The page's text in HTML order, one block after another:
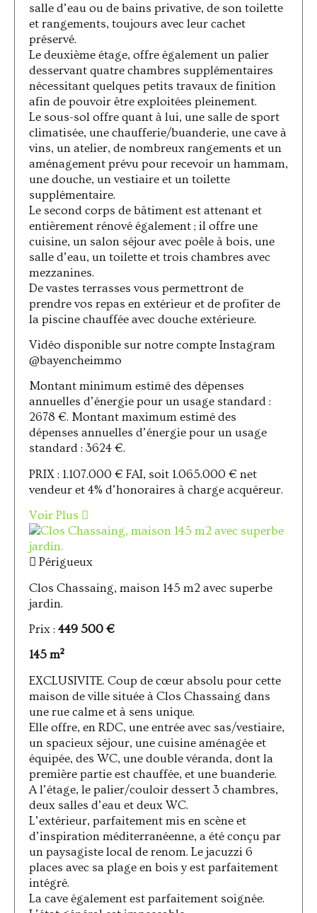
salle d’eau ou de bains privative, de son toilette
et rangements, toujours avec leur cachet
préservé.
Le deuxième étage, offre également un palier
desservant quatre chambres supplémentaires
nécessitant quelques petits travaux de finition
afin de pouvoir être exploitées pleinement.
Le sous-sol offre quant à lui, une salle de sport
climatisée, une chaufferie/buanderie, une cave à
vins, un atelier, de nombreux rangements et un
aménagement prévu pour recevoir un hammam,
une douche, un vestiaire et un toilette
supplémentaire.
Le second corps de bâtiment est attenant et
entièrement rénové également ; il offre une
cuisine, un salon séjour avec poêle à bois, une
salle d’eau, un toilette et trois chambres avec
mezzanines.
De vastes terrasses vous permettront de
prendre vos repas en extérieur et de profiter de
la piscine chauffée avec douche extérieure.
Vidéo disponible sur notre compte Instagram
@bayencheimmo
Montant minimum estimé des dépenses
annuelles d’énergie pour un usage standard :
2678 €. Montant maximum estimé des
dépenses annuelles d’énergie pour un usage
standard : 3624 €.
PRIX : 1.107.000 € FAI, soit 1.065.000 € net
vendeur et 4% d’honoraires à charge acquéreur.
Voir Plus
Périgueux
Clos Chassaing, maison 145 m2 avec superbe
jardin.
Prix : 449 500 €
145 m²
EXCLUSIVITE. Coup de cœur absolu pour cette
maison de ville située à Clos Chassaing dans
une rue calme et à sens unique.
Elle offre, en RDC, une entrée avec sas/vestiaire,
un spacieux séjour, une cuisine aménagée et
équipée, des WC, une double véranda, dont la
première partie est chauffée, et une buanderie.
A l’étage, le palier/couloir dessert 3 chambres,
deux salles d’eau et deux WC.
L’extérieur, parfaitement mis en scène et
d’inspiration méditerranéenne, a été conçu par
un paysagiste local de renom. Le jacuzzi 6
places avec sa plage en bois y est parfaitement
intégré.
La cave également est parfaitement soignée.